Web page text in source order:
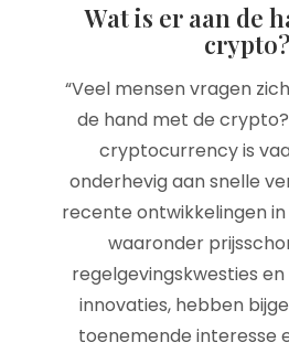
Wat is er aan de
crypto?
“Veel mensen vragen
de hand met de
cryptocurrency is
onderhevig aan snelle
recente ontwikkelingen
waaronder
regelgevingskwesties
innovaties, hebben
toenemende interesse